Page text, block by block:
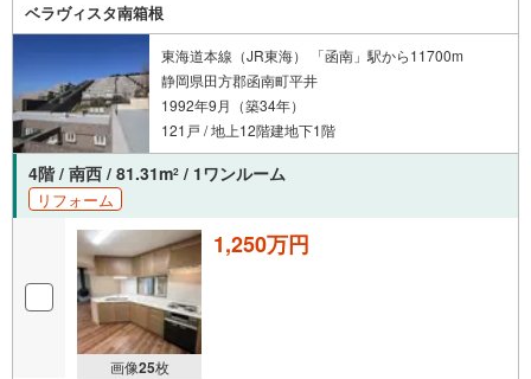
ベラヴィスタ南箱根
東海道本線（JR東海） 「函南」駅から11700m
静岡県田方郡函南町平井
1992年9月（築34年）
121戸 / 地上12階建地下1階
4階 / 南西 / 81.31m2 / 1ワンルーム
リフォーム
画像25枚
1,250万円